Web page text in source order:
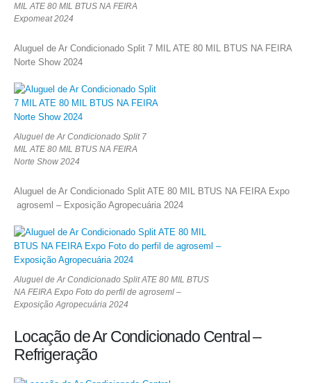
MIL ATE 80 MIL BTUS NA FEIRA
Expomeat 2024
Aluguel de Ar Condicionado Split 7 MIL ATE 80 MIL BTUS NA FEIRA
Norte Show 2024
Aluguel de Ar Condicionado Split 7
MIL ATE 80 MIL BTUS NA FEIRA
Norte Show 2024
Aluguel de Ar Condicionado Split ATE 80 MIL BTUS NA FEIRA Expo
agroseml – Exposição Agropecuária 2024
Aluguel de Ar Condicionado Split ATE 80 MIL BTUS
NA FEIRA Expo Foto do perfil de agroseml –
Exposição Agropecuária 2024
Locação de Ar Condicionado Central –
Refrigeração